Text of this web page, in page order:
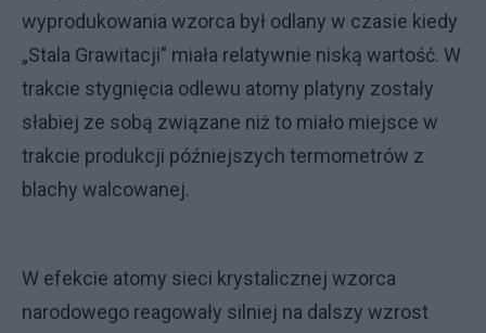
wyprodukowania wzorca był odlany w czasie kiedy
„Stala Grawitacji” miała relatywnie niską wartość. W
trakcie stygnięcia odlewu atomy platyny zostały
słabiej ze sobą związane niż to miało miejsce w
trakcie produkcji późniejszych termometrów z
blachy walcowanej.
W efekcie atomy sieci krystalicznej wzorca
narodowego reagowały silniej na dalszy wzrost